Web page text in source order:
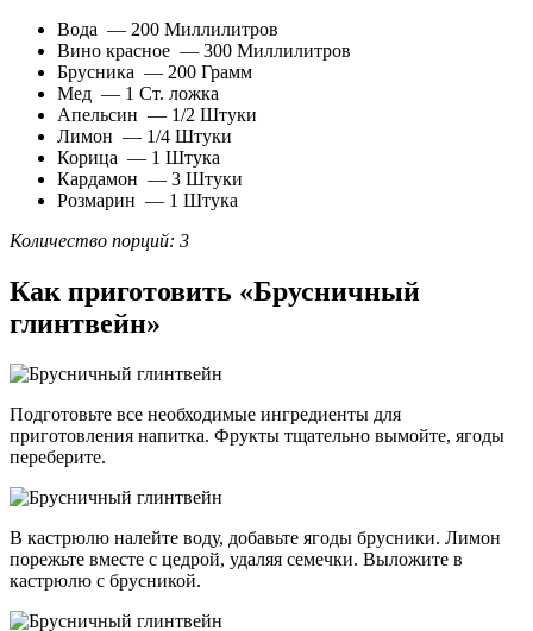
Вода — 200 Миллилитров
Вино красное — 300 Миллилитров
Брусника — 200 Грамм
Мед — 1 Ст. ложка
Апельсин — 1/2 Штуки
Лимон — 1/4 Штуки
Корица — 1 Штука
Кардамон — 3 Штуки
Розмарин — 1 Штука
Количество порций: 3
Как приготовить «Брусничный
глинтвейн»
Подготовьте все необходимые ингредиенты для
приготовления напитка. Фрукты тщательно вымойте, ягоды
переберите.
В кастрюлю налейте воду, добавьте ягоды брусники. Лимон
порежьте вместе с цедрой, удаляя семечки. Выложите в
кастрюлю с брусникой.